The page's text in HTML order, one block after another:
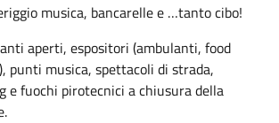
musica, bancarelle e …tanto cibo!
aperti, espositori (ambulanti, food
punti musica, spettacoli di strada,
e fuochi pirotecnici a chiusura della